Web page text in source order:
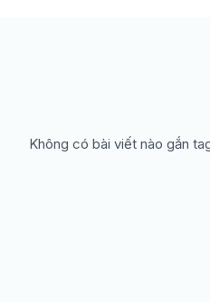
Không có bài viết nào gắn